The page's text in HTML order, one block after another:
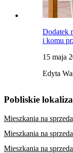
Dodatek
i komu
15 maja
Edyta
Pobliskie
Mieszkania na
Mieszkania na
Mieszkania na